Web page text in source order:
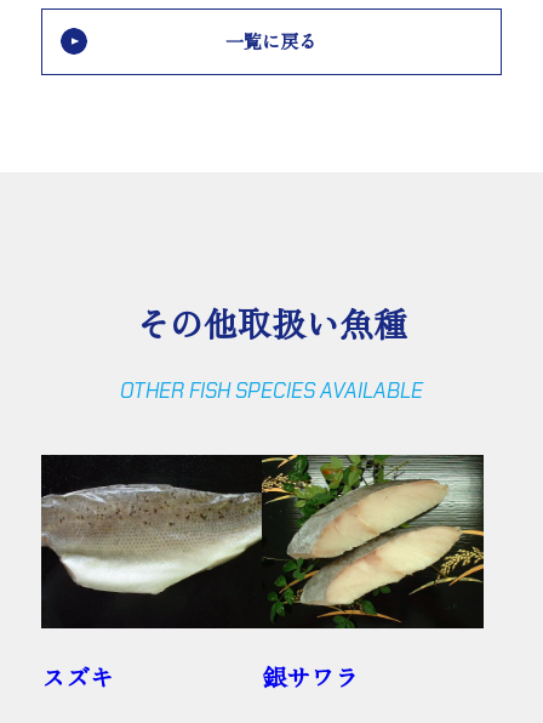
一覧に戻る
その他取扱い魚種
OTHER FISH SPECIES AVAILABLE
スズキ 銀サワラ